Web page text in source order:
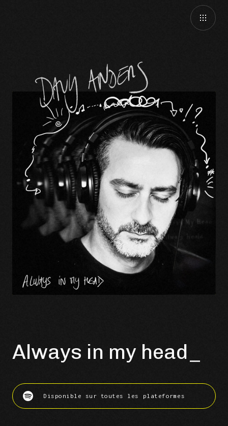
Always in my head
Disponible sur toutes les plateformes